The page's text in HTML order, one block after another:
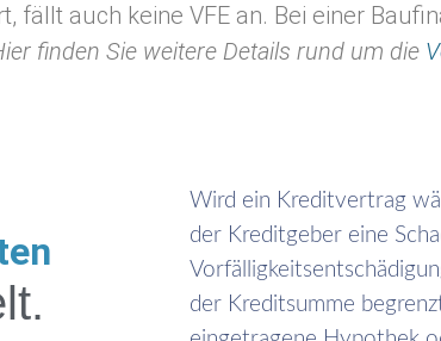
fällt auch keine VFE an. Bei einer
finden Sie weitere Details rund um die
Wird ein Kreditvertrag
der Kreditgeber eine
der Kreditsumme